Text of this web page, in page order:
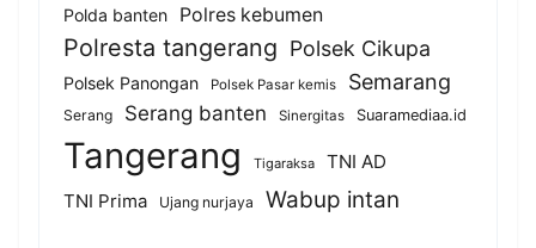
Polda banten Polres kebumen
Polresta tangerang Polsek Cikupa
Polsek Panongan Polsek Pasar kemis Semarang
Serang Serang banten Sinergitas Suaramediaa.id
Tangerang Tigaraksa
TNI AD
TNI Prima
Ujang nurjaya Wabup intan